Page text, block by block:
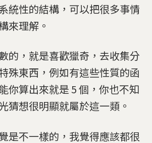
統性的結構，可以把很多事情
來理解。
的，就是喜歡獵奇，去收集分
殊東西，例如有這些性質的函
你算出來就是 5 個，你也不知
猜想很明顯就屬於這一類。
是不一樣的，我覺得應該都很